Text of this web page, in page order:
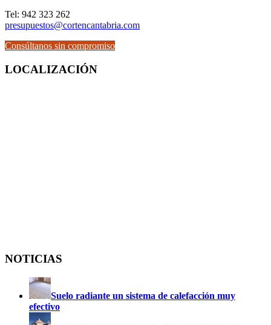
Tel: 942 323 262
presupuestos@cortencantabria.com
Consúltanos sin compromiso
LOCALIZACIÓN
NOTICIAS
Suelo radiante un sistema de calefacción muy
efectivo